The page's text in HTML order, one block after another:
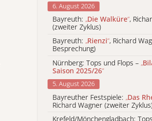
6. August 2026
Bayreuth: „Die Walküre“,
(zweiter Zyklus)
Bayreuth: „Rienzi“, Richard
Besprechung)
Nürnberg: Tops und Flops – „
Saison 2025/26“
5. August 2026
Bayreuther Festspiele: „Das
Richard Wagner (zweiter
Krefeld/Mönchengladbach: